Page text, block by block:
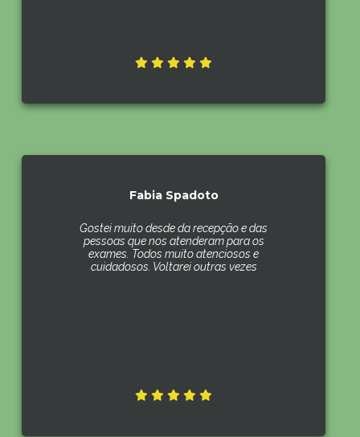
Fabia Spadoto
Gostei muito desde da recepção e das
pessoas que nos atenderam para os
exames. Todos muito atenciosos e
cuidadosos. Voltarei outras vezes